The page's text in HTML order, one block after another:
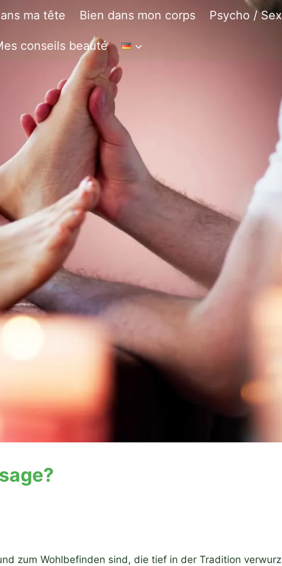
ma tête Bien dans mon corps Psycho /
conseils beauté
zum Wohlbefinden sind, die tief in der Tradition